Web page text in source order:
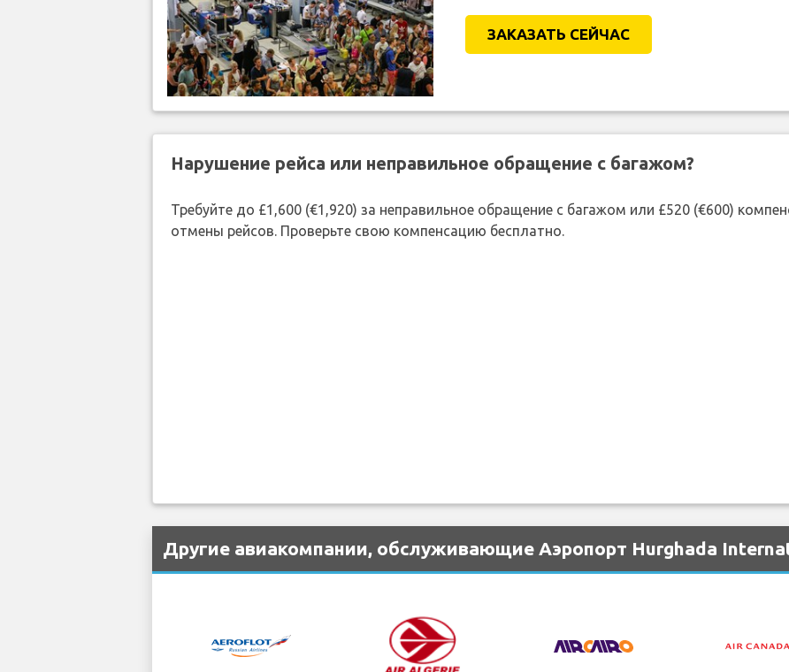
ЗАКАЗАТЬ СЕЙЧАС
Нарушение рейса или неправильное обращение с багажом?
Требуйте до £1,600 (€1,920) за неправильное обращение с багажом или £520 (€600)
отмены рейсов. Проверьте свою компенсацию бесплатно.
Другие авиакомпании, обслуживающие Аэропорт Hurghada